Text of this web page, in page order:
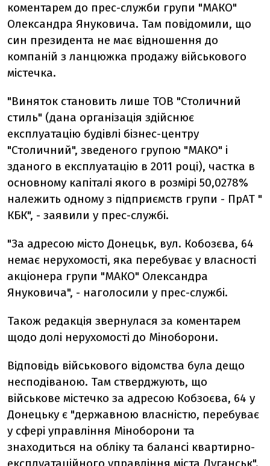
коментарем до прес-служби групи "МАКО"
Олександра Януковича. Там повідомили, що
син президента не має відношення до
компаній з ланцюжка продажу військового
містечка.
"Виняток становить лише ТОВ "Столичний
стиль" (дана організація здійснює
експлуатацію будівлі бізнес-центру
"Столичний", зведеного групою "МАКО" і
зданого в експлуатацію в 2011 році), частка в
основному капіталі якого в розмірі 50,0278%
належить одному з підприємств групи - ПрАТ "​
КБК", - заявили у прес-службі.
"За адресою місто Донецьк, вул. Кобозєва, 64
немає нерухомості, яка перебуває у власності
акціонера групи "МАКО" Олександра
Януковича", - наголосили у прес-службі.
Також редакція звернулася за коментарем
щодо долі нерухомості до Міноборони.
Відповідь військового відомства була дещо
несподіваною. Там стверджують, що
військове містечко за адресою Кобзоєва, 64 у
Донецьку є "державною власністю, перебуває
у сфері управління Міноборони та
знаходиться на обліку та балансі квартирно-